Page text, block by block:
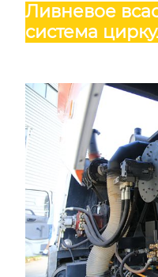
Ливневое
система